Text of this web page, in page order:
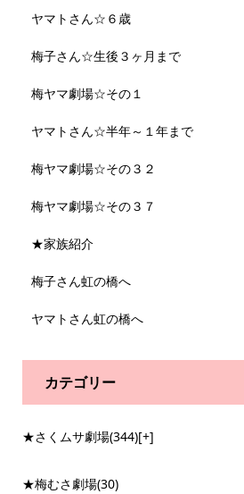
ヤマトさん☆６歳
梅子さん☆生後３ヶ月まで
梅ヤマ劇場☆その１
ヤマトさん☆半年～１年まで
梅ヤマ劇場☆その３２
梅ヤマ劇場☆その３７
★家族紹介
梅子さん虹の橋へ
ヤマトさん虹の橋へ
カテゴリー
★さくムサ劇場(344)[+]
★梅むさ劇場(30)